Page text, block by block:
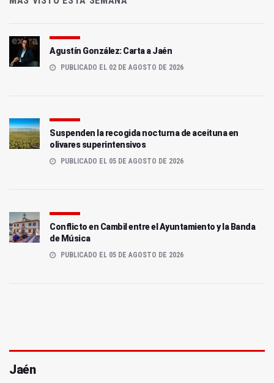
Agustín González: Carta a Jaén
PUBLICADO EL 02 DE AGOSTO DE 2026
Suspenden la recogida nocturna de aceituna en
olivares superintensivos
PUBLICADO EL 05 DE AGOSTO DE 2026
Conflicto en Cambil entre el Ayuntamiento y la Banda
de Música
PUBLICADO EL 05 DE AGOSTO DE 2026
Jaén